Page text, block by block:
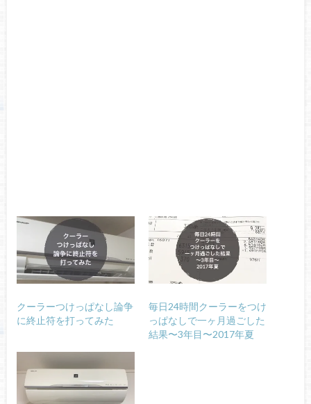
クーラーつけっぱなし論争
に終止符を打ってみた
毎日24時間クーラーをつけ
っぱなしで一ヶ月過ごした
結果〜3年目〜2017年夏